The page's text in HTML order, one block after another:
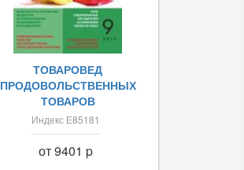
ТОВАРОВЕД
ПРОДОВОЛЬСТВЕННЫХ
ТОВАРОВ
Индекс Е85181
от 9401 p